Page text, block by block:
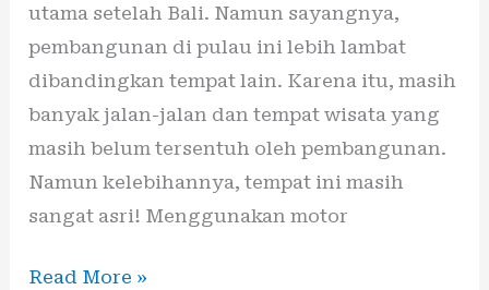
utama setelah Bali. Namun sayangnya,
pembangunan di pulau ini lebih lambat
dibandingkan tempat lain. Karena itu, masih
banyak jalan-jalan dan tempat wisata yang
masih belum tersentuh oleh pembangunan.
Namun kelebihannya, tempat ini masih
sangat asri! Menggunakan motor
Read More »